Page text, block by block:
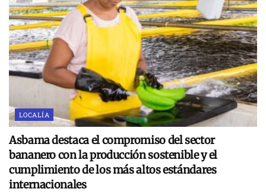
LOCALÍA
Asbama destaca el compromiso del sector
bananero con la producción sostenible y el
cumplimiento de los más altos estándares
internacionales